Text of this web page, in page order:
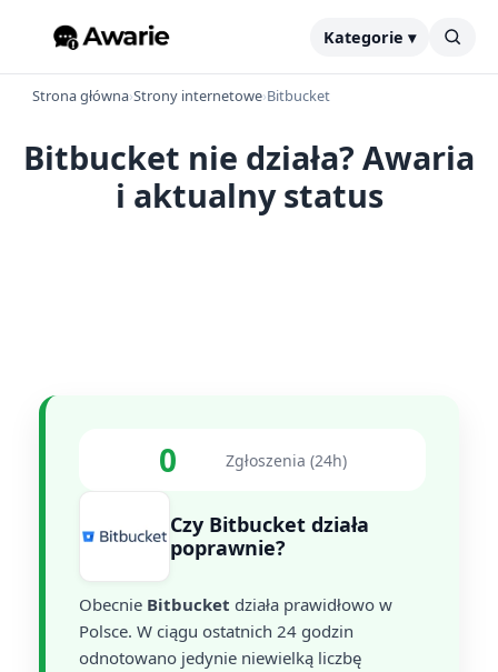
Kategorie ▾
Strona główna›Strony internetowe›Bitbucket
Bitbucket nie działa? Awaria
i aktualny status
0 Zgłoszenia (24h)
Czy Bitbucket działa
poprawnie?
Obecnie Bitbucket działa prawidłowo w
Polsce. W ciągu ostatnich 24 godzin
odnotowano jedynie niewielką liczbę